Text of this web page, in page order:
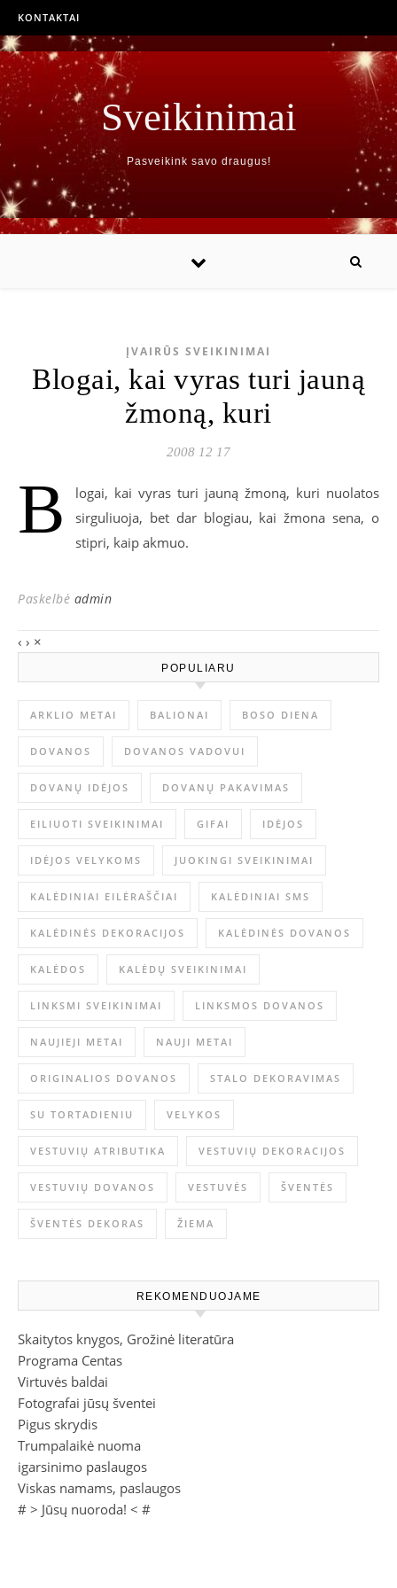
KONTAKTAI
Sveikinimai
Pasveikink savo draugus!
ĮVAIRŪS SVEIKINIMAI
Blogai, kai vyras turi jauną
žmoną, kuri
2008 12 17
B
logai, kai vyras turi jauną žmoną, kuri nuolatos
sirguliuoja, bet dar blogiau, kai žmona sena, o
stipri, kaip akmuo.
Paskelbė admin
‹ › ×
POPULIARU
ARKLIO METAI BALIONAI BOSO DIENA
DOVANOS DOVANOS VADOVUI
DOVANŲ IDĖJOS DOVANŲ PAKAVIMAS
EILIUOTI SVEIKINIMAI GIFAI IDĖJOS
IDĖJOS VELYKOMS JUOKINGI SVEIKINIMAI
KALĖDINIAI EILĖRAŠČIAI KALĖDINIAI SMS
KALĖDINĖS DEKORACIJOS KALĖDINĖS DOVANOS
KALĖDOS KALĖDŲ SVEIKINIMAI
LINKSMI SVEIKINIMAI LINKSMOS DOVANOS
NAUJIEJI METAI NAUJI METAI
ORIGINALIOS DOVANOS STALO DEKORAVIMAS
SU TORTADIENIU VELYKOS
VESTUVIŲ ATRIBUTIKA VESTUVIŲ DEKORACIJOS
VESTUVIŲ DOVANOS VESTUVĖS ŠVENTĖS
ŠVENTĖS DEKORAS ŽIEMA
REKOMENDUOJAME
Skaitytos knygos, Grožinė literatūra
Programa Centas
Virtuvės baldai
Fotografai jūsų šventei
Pigus skrydis
Trumpalaikė nuoma
igarsinimo paslaugos
Viskas namams, paslaugos
# > Jūsų nuoroda! < #